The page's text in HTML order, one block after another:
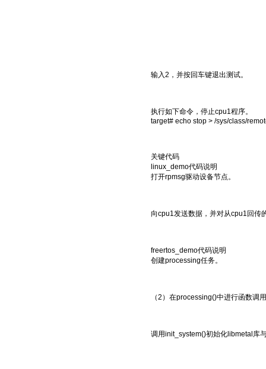
输入2，并按回车键退出测试。
执行如下命令，停止cpu1程序。
target# echo stop > /sys/class/
关键代码
linux_demo代码说明
打开rpmsg驱动设备节点。
向cpu1发送数据，并对从cpu1回传
freertos_demo代码说明
创建processing任务。
（2）在processing()中进行函数调
调用init_system()初始化libmetal库